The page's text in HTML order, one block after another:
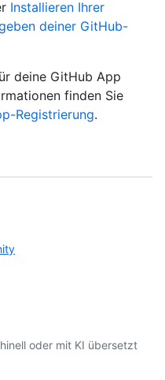
Installieren Ihrer
deiner GitHub-
deine GitHub App
finden Sie
Registrierung.
oder mit KI übersetzt